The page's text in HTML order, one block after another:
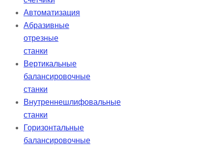
Автоматизация
Абразивные
отрезные
станки
Вертикальные
балансировочные
станки
Внутреннешлифовальные
станки
Горизонтальные
балансировочные